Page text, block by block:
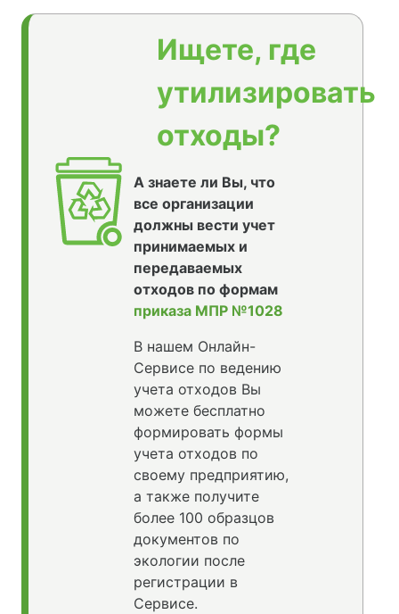
Ищете, где
утилизировать
отходы?
А знаете ли Вы, что
все организации
должны вести учет
принимаемых и
передаваемых
отходов по формам
приказа МПР №1028
В нашем Онлайн-
Сервисе по ведению
учета отходов Вы
можете бесплатно
формировать формы
учета отходов по
своему предприятию,
а также получите
более 100 образцов
документов по
экологии после
регистрации в
Сервисе.